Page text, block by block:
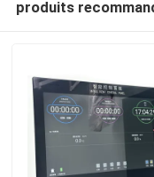
produits